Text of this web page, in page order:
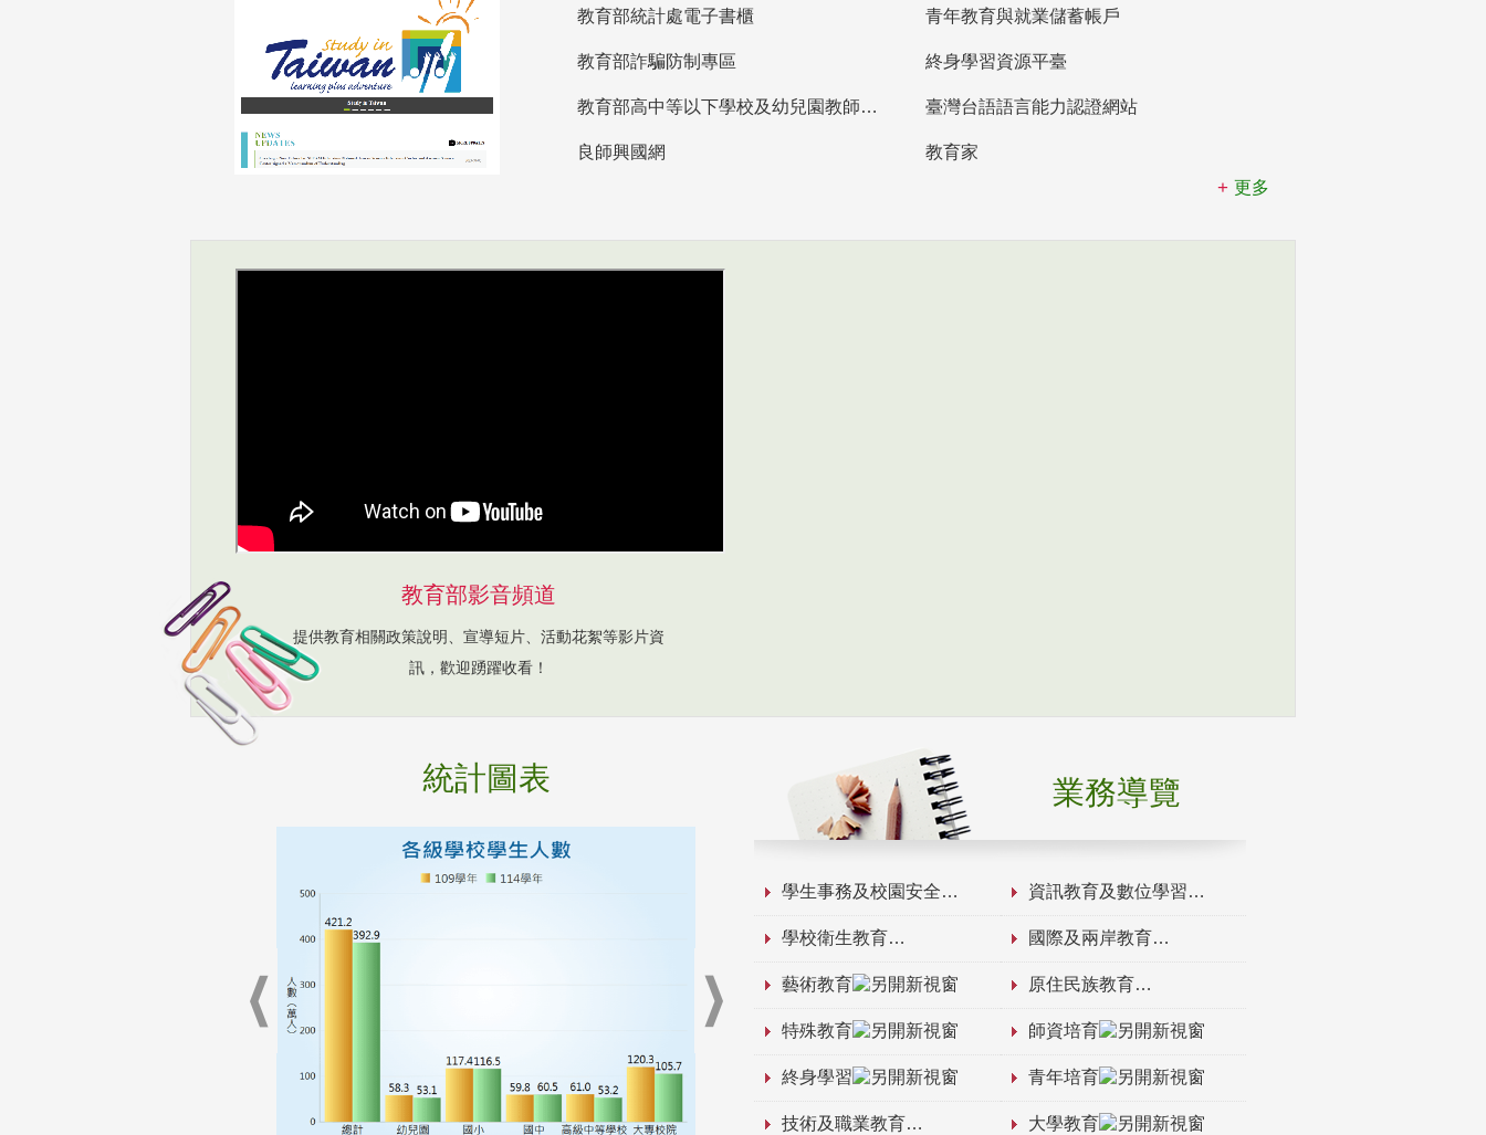
教育部統計處電子書櫃 青年教育與就業儲蓄帳戶
教育部詐騙防制專區 終身學習資源平臺
教育部高中等以下學校及幼兒園教師資格檢定考試 臺灣台語語言能力認證網站
良師興國網
教育家
更多
教育部影音頻道
提供教育相關政策說明、宣導短片、活動花絮等影片資
訊，歡迎踴躍收看！
統計圖表 業務導覽
學生事務及校園安全 資訊教育及數位學習
學校衛生教育 國際及兩岸教育
藝術教育 原住民族教育
特殊教育 師資培育
終身學習 青年培育
技術及職業教育 大學教育